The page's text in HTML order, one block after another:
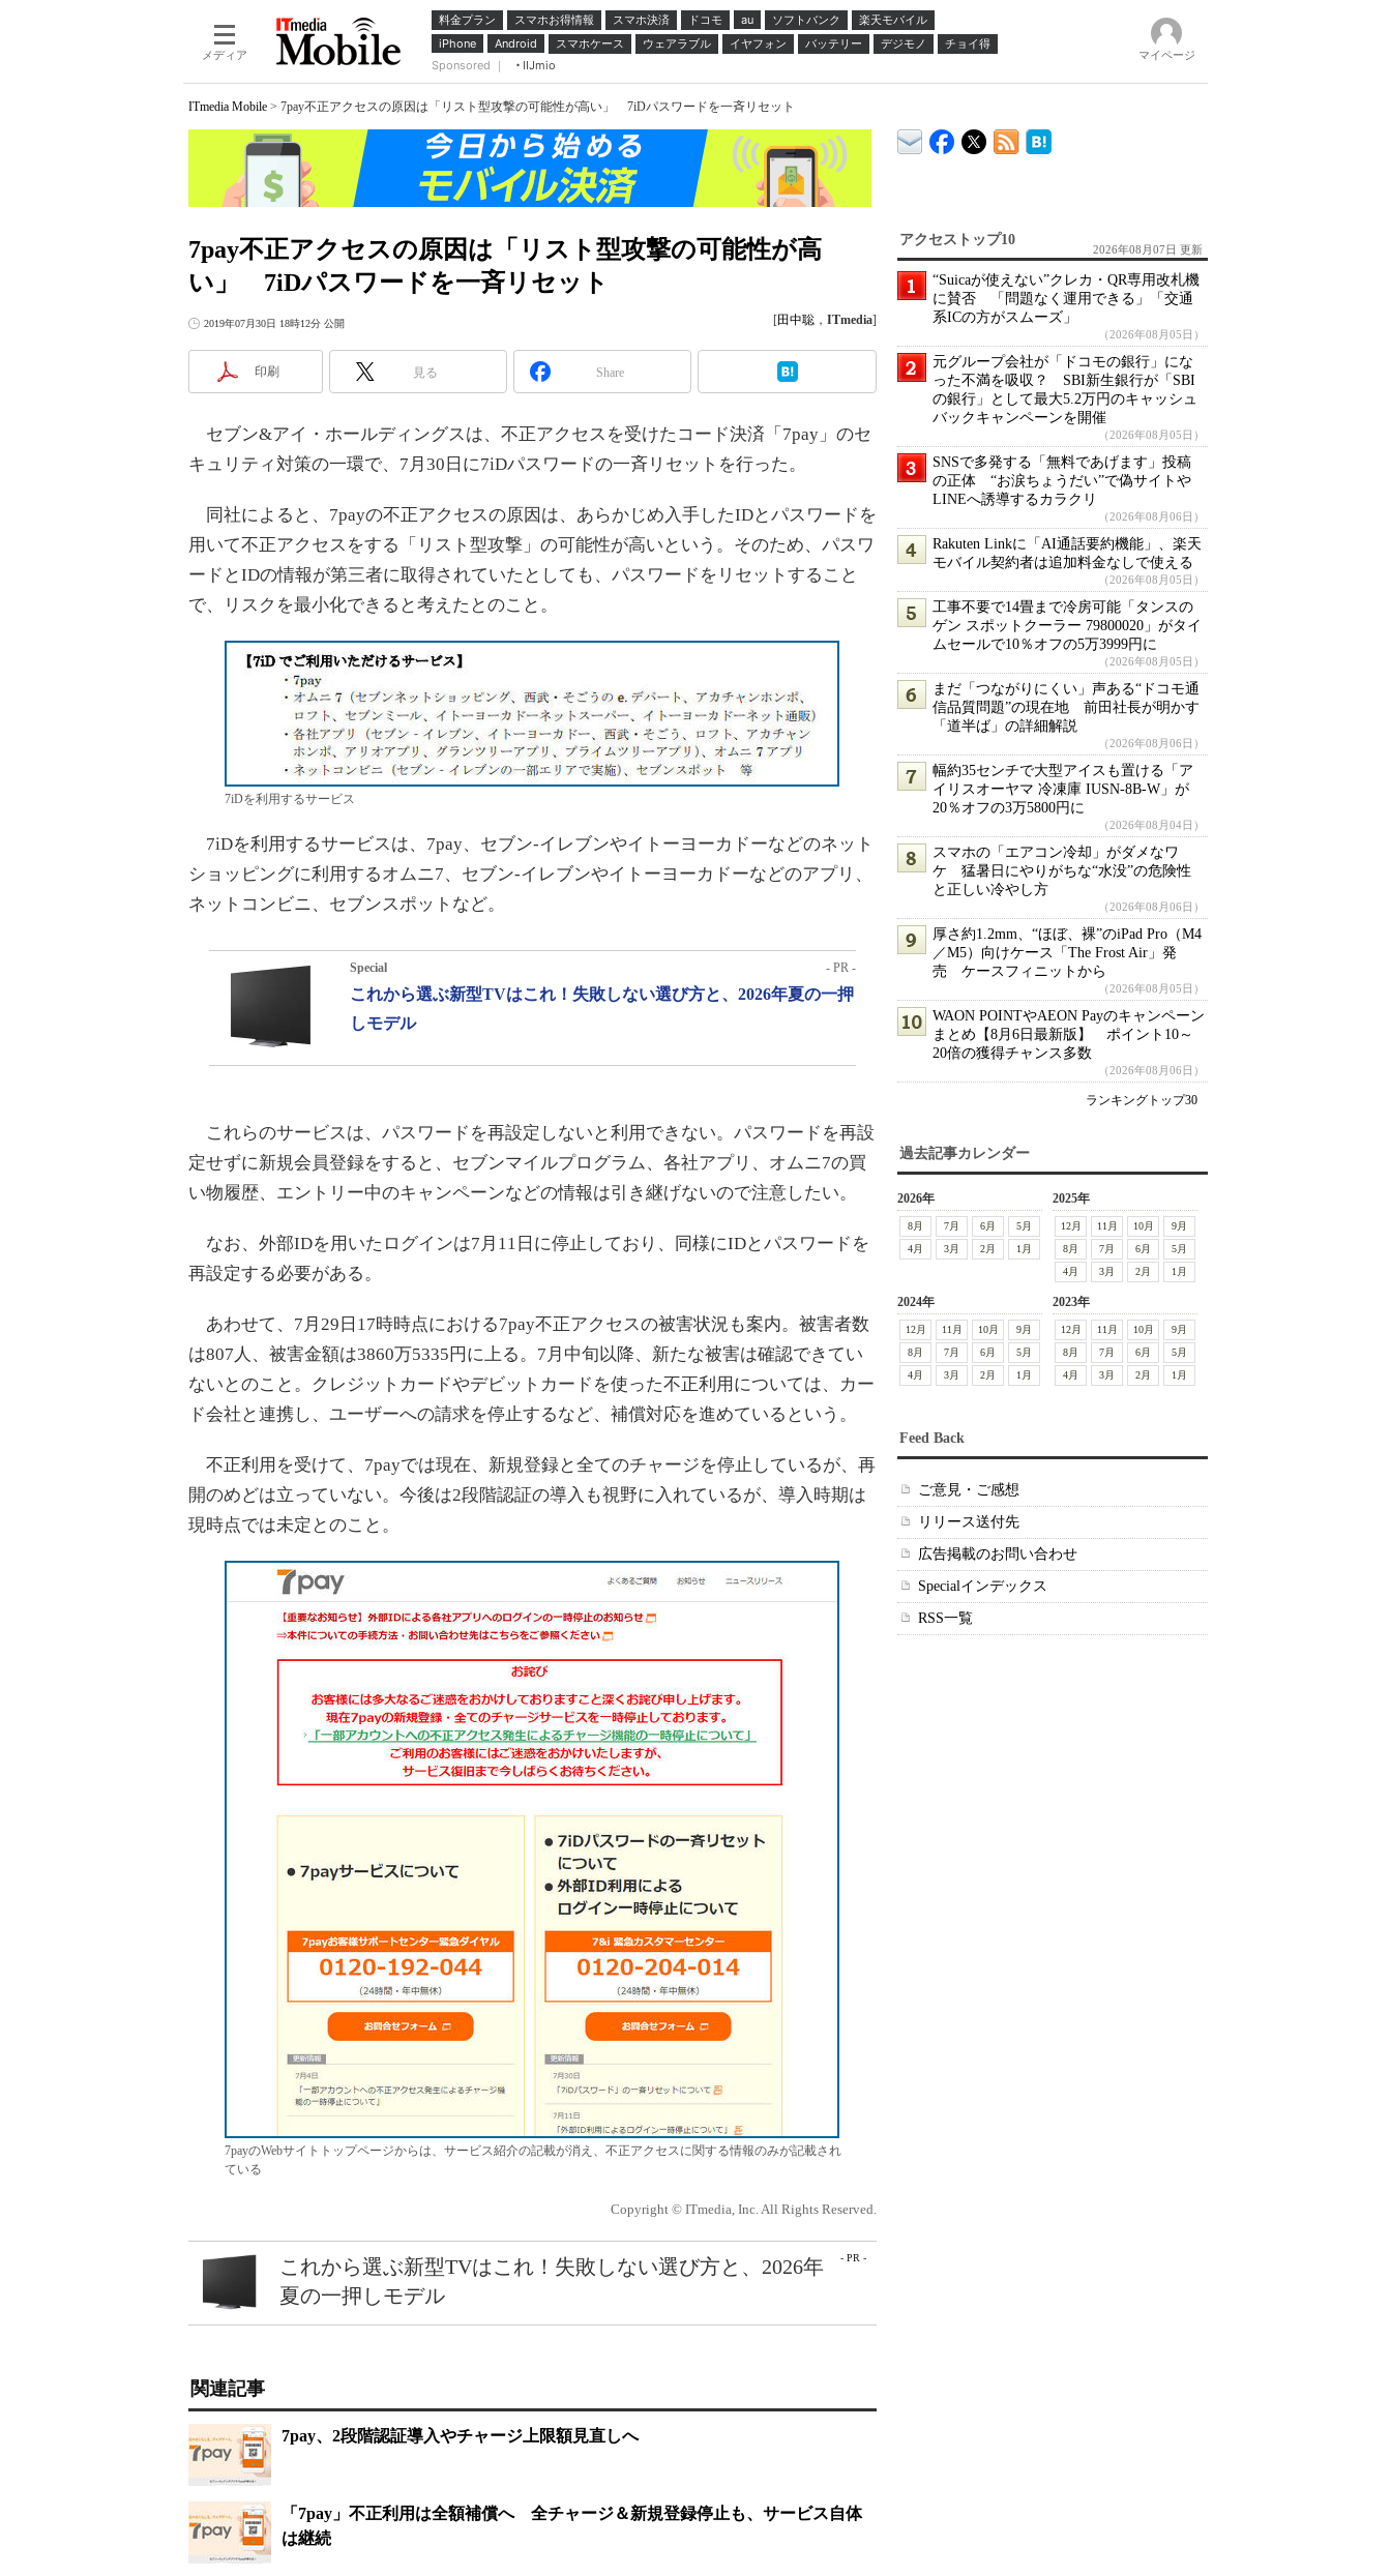
メディア
料金プラン スマホお得情報 スマホ決済 ドコモ au ソフトバンク
楽天モバイル
iPhone
Android スマホケース ウェアラブル イヤフォン バッテリー デジモノ
チョイ得
Sponsored ｜
IIJmio
マイページ
ITmedia Mobile > 7pay不正アクセスの原因は「リスト型攻撃の可能性が高い」 7iDパスワードを一斉リセット
7pay不正アクセスの原因は「リスト型攻撃の可能性が高
い」 7iDパスワードを一斉リセット
2019年07月30日 18時12分 公開 [田中聡 ， ITmedia]
印刷 見る Share
セブン&アイ・ホールディングスは、不正アクセスを受けたコード決済「7pay」のセ
キュリティ対策の一環で、7月30日に7iDパスワードの一斉リセットを行った。
同社によると、7payの不正アクセスの原因は、あらかじめ入手したIDとパスワードを
用いて不正アクセスをする「リスト型攻撃」の可能性が高いという。そのため、パスワ
ードとIDの情報が第三者に取得されていたとしても、パスワードをリセットすること
で、リスクを最小化できると考えたとのこと。
7iDを利用するサービス
7iDを利用するサービスは、7pay、セブン-イレブンやイトーヨーカドーなどのネット
ショッピングに利用するオムニ7、セブン-イレブンやイトーヨーカドーなどのアプリ、
ネットコンビニ、セブンスポットなど。
Special - PR -
これから選ぶ新型TVはこれ！失敗しない選び方と、2026年夏の一押
しモデル
これらのサービスは、パスワードを再設定しないと利用できない。パスワードを再設
定せずに新規会員登録をすると、セブンマイルプログラム、各社アプリ、オムニ7の買
い物履歴、エントリー中のキャンペーンなどの情報は引き継げないので注意したい。
なお、外部IDを用いたログインは7月11日に停止しており、同様にIDとパスワードを
再設定する必要がある。
あわせて、7月29日17時時点における7pay不正アクセスの被害状況も案内。被害者数
は807人、被害金額は3860万5335円に上る。7月中旬以降、新たな被害は確認できてい
ないとのこと。クレジットカードやデビットカードを使った不正利用については、カー
ド会社と連携し、ユーザーへの請求を停止するなど、補償対応を進めているという。
不正利用を受けて、7payでは現在、新規登録と全てのチャージを停止しているが、再
開のめどは立っていない。今後は2段階認証の導入も視野に入れているが、導入時期は
現時点では未定とのこと。
7payのWebサイトトップページからは、サービス紹介の記載が消え、不正アクセスに関する情報のみが記載され
ている
Copyright © ITmedia, Inc. All Rights Reserved.
- PR -
これから選ぶ新型TVはこれ！失敗しない選び方と、2026年
夏の一押しモデル
関連記事
7pay、2段階認証導入やチャージ上限額見直しへ
「7pay」不正利用は全額補償へ 全チャージ＆新規登録停止も、サービス自体
は継続
アクセストップ10
2026年08月07日 更新
“Suicaが使えない”クレカ・QR専用改札機
に賛否 「問題なく運用できる」「交通
系ICの方がスムーズ」
（2026年08月05日）
元グループ会社が「ドコモの銀行」にな
った不満を吸収？ SBI新生銀行が「SBI
の銀行」として最大5.2万円のキャッシュ
バックキャンペーンを開催
（2026年08月05日）
SNSで多発する「無料であげます」投稿
の正体 “お涙ちょうだい”で偽サイトや
LINEへ誘導するカラクリ
（2026年08月06日）
Rakuten Linkに「AI通話要約機能」、楽天
モバイル契約者は追加料金なしで使える
（2026年08月05日）
工事不要で14畳まで冷房可能「タンスの
ゲン スポットクーラー 79800020」がタイ
ムセールで10％オフの5万3999円に
（2026年08月05日）
まだ「つながりにくい」声ある“ドコモ通
信品質問題”の現在地 前田社長が明かす
「道半ば」の詳細解説
（2026年08月06日）
幅約35センチで大型アイスも置ける「ア
イリスオーヤマ 冷凍庫 IUSN-8B-W」が
20％オフの3万5800円に
（2026年08月04日）
スマホの「エアコン冷却」がダメなワ
ケ 猛暑日にやりがちな“水没”の危険性
と正しい冷やし方
（2026年08月06日）
厚さ約1.2mm、“ほぼ、裸”のiPad Pro（M4
／M5）向けケース「The Frost Air」発
売 ケースフィニットから
（2026年08月05日）
WAON POINTやAEON Payのキャンペーン
まとめ【8月6日最新版】 ポイント10～
20倍の獲得チャンス多数
（2026年08月06日）
ランキングトップ30
過去記事カレンダー
2026年
8月 7月 6月
5月
4月
3月 2月 1月
2025年
12月 11月 10月
9月
8月
7月 6月
5月
4月
3月 2月 1月
2024年
12月 11月 10月
9月
8月
7月 6月
5月
4月
3月 2月 1月
2023年
12月 11月 10月
9月
8月
7月 6月
5月
4月
3月 2月 1月
Feed Back
ご意見・ご感想
リリース送付先
広告掲載のお問い合わせ
Specialインデックス
RSS一覧